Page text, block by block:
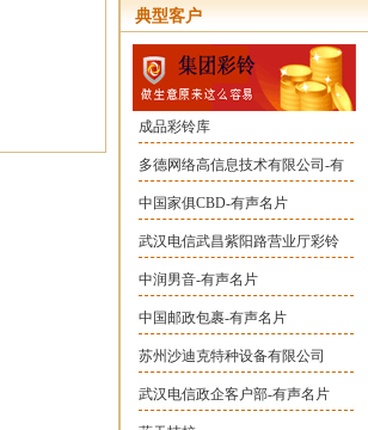
典型客户
成品彩铃库
多德网络高信息技术有限公司-有
中国家俱CBD-有声名片
武汉电信武昌紫阳路营业厅彩铃
中润男音-有声名片
中国邮政包裹-有声名片
苏州沙迪克特种设备有限公司
武汉电信政企客户部-有声名片